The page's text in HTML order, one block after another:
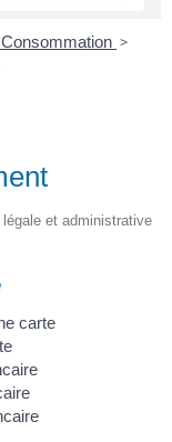
>
et administrative
carte